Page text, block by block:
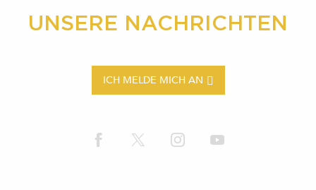
UNSERE NACHRICHTEN
ICH MELDE MICH AN